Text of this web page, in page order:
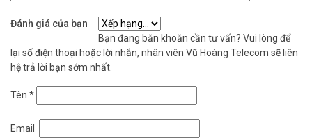
Đánh giá của bạn
Bạn đang băn khoăn cần tư vấn? Vui lòng để
lại số điện thoại hoặc lời nhắn, nhân viên Vũ Hoàng Telecom sẽ liên
hệ trả lời bạn sớm nhất.
Tên *
Email